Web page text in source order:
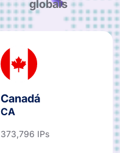
globais
Canadá
CA
373,796 IPs